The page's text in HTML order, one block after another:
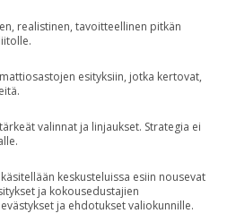
realistinen, tavoitteellinen pitkän
esityksiin, jotka kertovat,
valinnat ja linjaukset. Strategia ei
keskusteluissa esiin nousevat
ja kokousedustajien
ja ehdotukset valiokunnille.